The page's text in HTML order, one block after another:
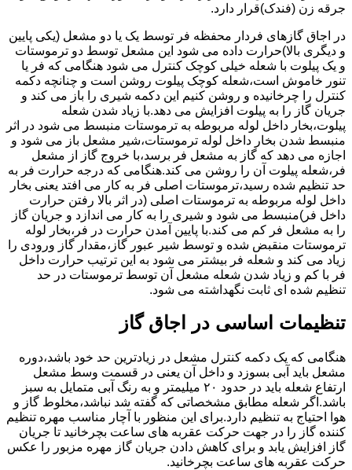
جرقه زن (فندک)قرار دارد.
در اجاق گازهای فردار محفظه فر توسط یک یا دو مشعل (یکی پایین
و دیگری بالا)حرارت داده می شود این مشعل توسط دو ترموستات
و یک پیلوت با شعله خیلی کوچک کنترل می شود هنگامی که فر یا
تنور خاموش است،شعله کوچک پیلوت روشن است و چنانچه دکمه
کنترل را چرخانیده و روشن کنیم این دکمه شیری را باز می کند و
جریان گاز را به پیلوت افزایش می دهد.با زیاد شدن شعله
پیلوت،بخار داخل لوله مربوطه به ترموستات منبسط می شود در اثر
منبسط شدن بخار داخل لوله ترموستات،شیر مشعل باز می شود و
اجازه می دهد که گاز به مشعل فر برسد،با خروج گاز از مشعل
فر،شعله پیلوت آن را روشن می کند.هنگامی که درجه حرارت فر به
حد تنظیم شده رسید،ترموستات اصلی فر به کار می افتد یعنی بخار
داخل لوله مربوطه به ترموستات اصلی (در اثر بالا رفتن حرارت
داخل فر)منبسط می شود و شیری را به کار می اندازد و جریان گاز
را به مشعل فر کم می کند.با پایین آمدن حرارت در فر،بخار لوله
ترموستات منقبض شده و توسط شیر عبور گاز،مقدار گاز ورودی را
زیاد می کند و شعله فر بیشتر می شود به این ترتیب حرارت داخل
فر با کم و زیاد شدن شعله مشعل آن توسط ترموستات در حد
تنظیم شده ای ثابت نگهداشته می شود.
تنظیمات اساسی در اجاق گاز
هنگامی که یک دکمه کنترل مشعل در زیادترین حد خود باشد،دوره
مشعل باید آبی بسوزد و داخل آن یعنی در قسمت وسط مشعل
ارتفاع شعله باید در حدود ۲۰ میلیمتر و به رنگ آبی متمایل به سبز
باشد.اگر شعله مطابق مشخصاتی که گفته شد نباشد،مخلوط گاز و
هوا احتیاج به تنظیم دارد.برای این منظور با آچار مناسب مهره تنظیم
کننده گاز را در جهت حرکت عقربه های ساعت بچرخانید تا جریان
گاز افزایش یابد و برای کاهش دادن جریان گاز مهره مزبور را عکس
حرکت عقربه های ساعت بچرخانید.